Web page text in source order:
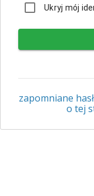
Ukryj mój
zapomniane
o tej